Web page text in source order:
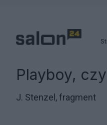
Playboy,
J. Stenzel, fragment